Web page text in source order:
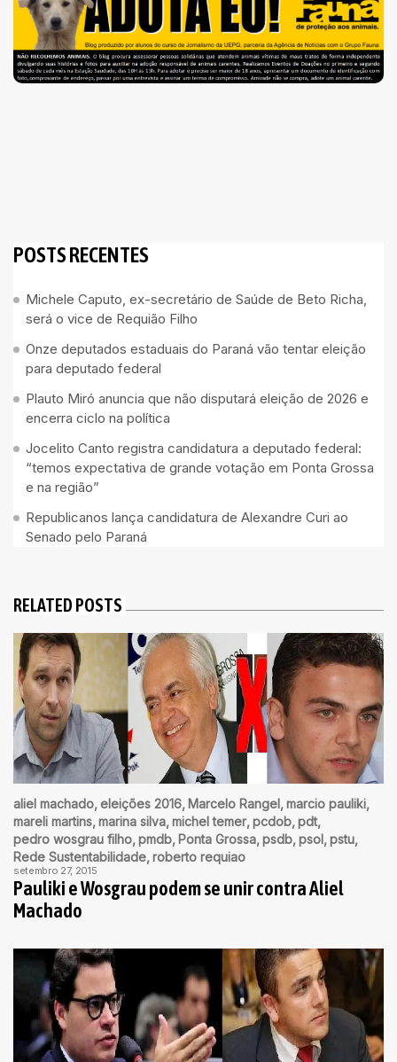
POSTS RECENTES
Michele Caputo, ex-secretário de Saúde de Beto Richa,
será o vice de Requião Filho
Onze deputados estaduais do Paraná vão tentar eleição
para deputado federal
Plauto Miró anuncia que não disputará eleição de 2026 e
encerra ciclo na política
Jocelito Canto registra candidatura a deputado federal:
“temos expectativa de grande votação em Ponta Grossa
e na região”
Republicanos lança candidatura de Alexandre Curi ao
Senado pelo Paraná
RELATED POSTS
aliel machado eleições 2016 Marcelo Rangel marcio pauliki
mareli martins marina silva michel temer pcdob pdt
pedro wosgrau filho pmdb Ponta Grossa psdb psol pstu
Rede Sustentabilidade roberto requiao
setembro 27, 2015
Pauliki e Wosgrau podem se unir contra Aliel
Machado